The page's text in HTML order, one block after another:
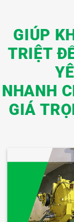
GIÚP
TRIỆT
NHANH
GIÁ